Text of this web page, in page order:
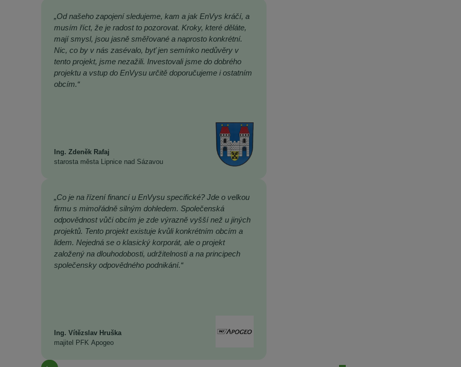
„Od našeho zapojení sledujeme, kam a jak EnVys kráčí, a
musím říct, že je radost to pozorovat. Kroky, které děláte,
mají smysl, jsou jasně směřované a naprosto konkrétní.
Nic, co by v nás zasévalo, byť jen semínko nedůvěry v
tento projekt, jsme nezažili. Investovali jsme do dobrého
projektu a vstup do EnVysu určitě doporučujeme i ostatním
obcím.“
Ing. Zdeněk Rafaj
starosta města Lipnice nad Sázavou
„Co je na řízení financí u EnVysu specifické? Jde o velkou
firmu s mimořádně silným dohledem. Společenská
odpovědnost vůči obcím je zde výrazně vyšší než u jiných
projektů. Tento projekt existuje kvůli konkrétním obcím a
lidem. Nejedná se o klasický korporát, ale o projekt
založený na dlouhodobosti, udržitelnosti a na principech
společensky odpovědného podnikání.“
Ing. Vítězslav Hruška
majitel PFK Apogeo